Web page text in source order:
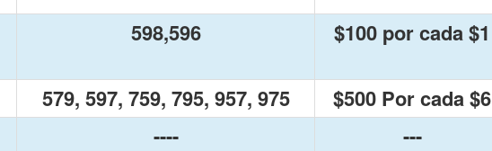
598,596 $100 por cada $1
579, 597, 759, 795, 957, 975
$500 Por cada $6
---- ---